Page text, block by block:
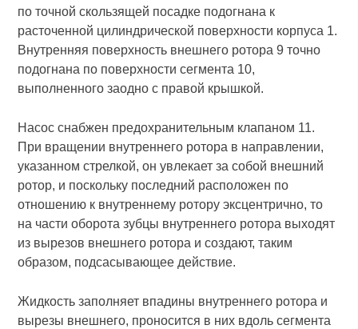
по точной скользящей посадке подогнана к
расточенной цилиндрической поверхности корпуса 1.
Внутренняя поверхность внешнего ротора 9 точно
подогнана по поверхности сегмента 10,
выполненного заодно с правой крышкой.
Насос снабжен предохранительным клапаном 11.
При вращении внутреннего ротора в направлении,
указанном стрелкой, он увлекает за собой внешний
ротор, и поскольку последний расположен по
отношению к внутреннему ротору эксцентрично, то
на части оборота зубцы внутреннего ротора выходят
из вырезов внешнего ротора и создают, таким
образом, подсасывающее действие.
Жидкость заполняет впадины внутреннего ротора и
вырезы внешнего, проносится в них вдоль сегмента